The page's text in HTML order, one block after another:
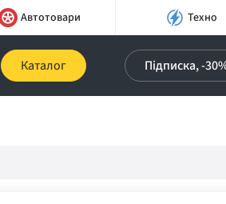
Автотовари Техно
Каталог Підписка, -